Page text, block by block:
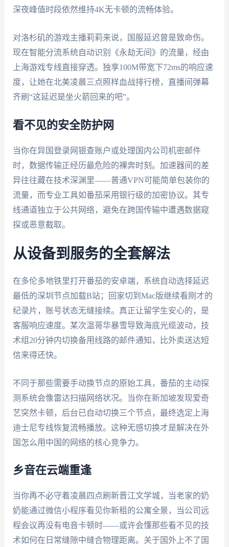
深夜峰值时段依然维持4K无卡顿的流畅体验。
对洛杉矶的游戏主播莉莉来说，国服延迟曾是致命伤。
现在智能分流系统自动识别《永劫无间》的流量，经由
上海游戏专线直接穿透。独享100M带宽下72ms的响应速
度，让她在北美凌晨三点照样血战排行榜，直播间弹幕
齐刷“这延迟是坐火箭回来的吧”。
看不见的安全防护网
当你在异国登录网银查账户或处理国内公司机密邮件
时，数据传输正经历最危险的裸奔时刻。加速器间的差
异往往藏在技术深渊里——普通VPN可能简单包装你的
流量，而专业工具如番茄采用银行级的加密协议。其专
线通道独立于公共网络，避免在跨国传输中遭遇数据窥
探或恶意截取。
从设备到服务的全套解法
在多伦多地铁里打开番茄的安卓端，系统自动选择延迟
最低的深圳节点加载B站；回家切到Mac版继续看刚才的
纪录片，账号状态无缝接续。真正让留学生安心的，是
客服响应速度。某次温哥华暴雪导致海底光缆波动，技
术组20分钟内切换备用线路的邮件通知，比外卖送达短
信来得还快。
不同于那些需要手动换节点的原始工具，番茄的主动探
测系统会像雷达扫描网络状况。当你在新加坡发现爱奇
艺突然卡顿，后台已自动切换三个节点，最终选定上海
迪士尼专线恢复流畅播放。这种无感切换才是解决在外
国怎么用中国的网络的核心竞争力。
乡音在云端重逢
当你再不必守着凌晨四点刷新晋江文学城，当老家的奶
奶能通过微信小程序看见你新租的公寓全景，当公司远
程会议再没有电音卡顿时——或许会懂那些看不见的技
术如何在日常缝隙中缝合物理距离。关于国外上不了国